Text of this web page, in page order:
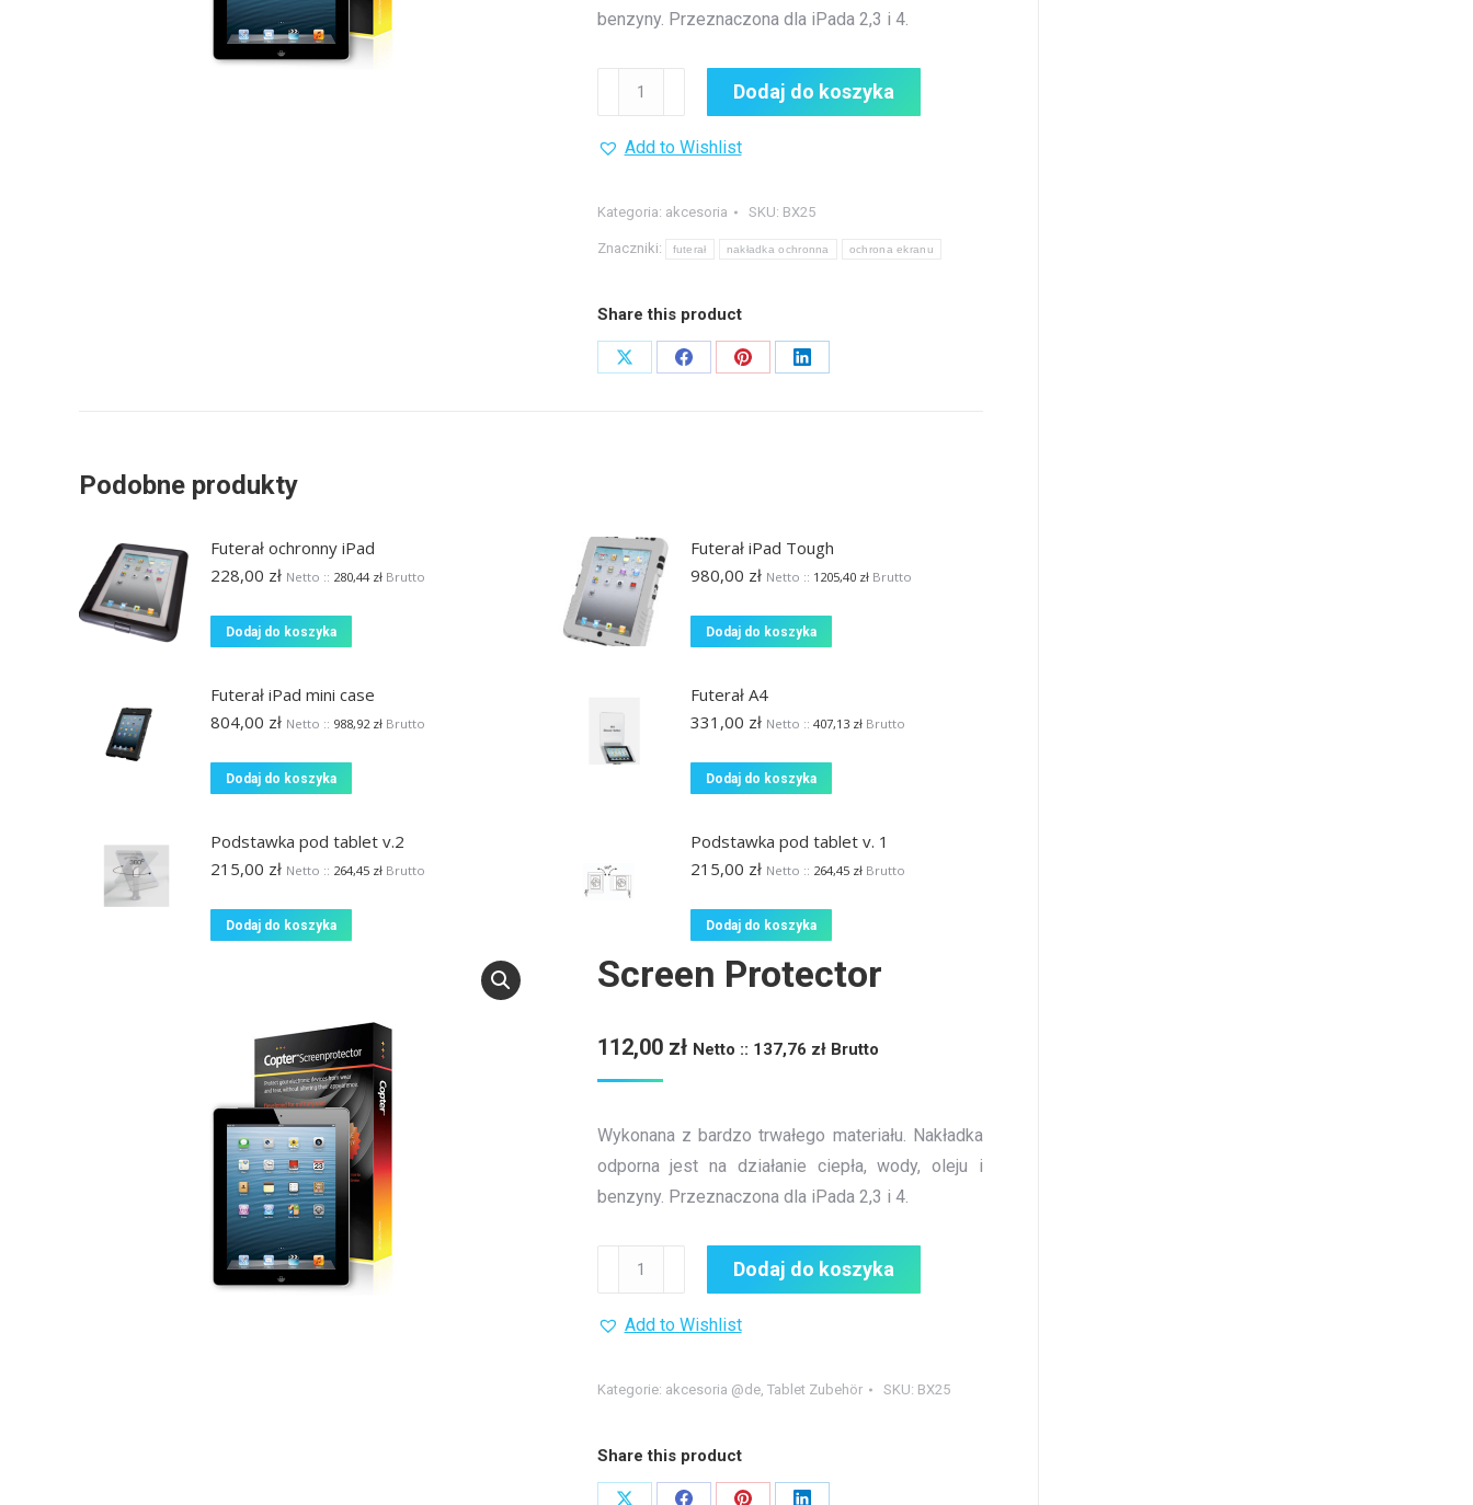
benzyny. Przeznaczona dla iPada 2,3 i 4.
Nakładka
ochronna
ekran
Dodaj do koszyka
Add to Wishlist
Kategoria: akcesoria SKU: BX25
Znaczniki: futerał nakładka ochronna ochrona ekranu
Share this product
Share
Share
Share
Share
Podobne produkty
Futerał ochronny iPad
228,00 zł Netto :: 280,44 zł Brutto
Dodaj do koszyka
Futerał iPad Tough
980,00 zł Netto :: 1205,40 złBrutto
Dodaj do koszyka
Futerał iPad mini case
804,00 zł Netto :: 988,92 zł Brutto
Dodaj do koszyka
Futerał A4
331,00 zł Netto :: 407,13 złBrutto
Dodaj do koszyka
Podstawka pod tablet v.2
215,00 zł Netto :: 264,45 zł Brutto
Dodaj do koszyka
Podstawka pod tablet v. 1
215,00 zł Netto :: 264,45 złBrutto
Dodaj do koszyka
Screen Protector
112,00 zł Netto :: 137,76 złBrutto
Wykonana z bardzo trwałego materiału. Nakładka
odporna jest na działanie ciepła, wody, oleju i
benzyny. Przeznaczona dla iPada 2,3 i 4.
Screen
Protector
Dodaj do koszyka
Add to Wishlist
Kategorie: akcesoria @de, Tablet Zubehör SKU: BX25
Share this product